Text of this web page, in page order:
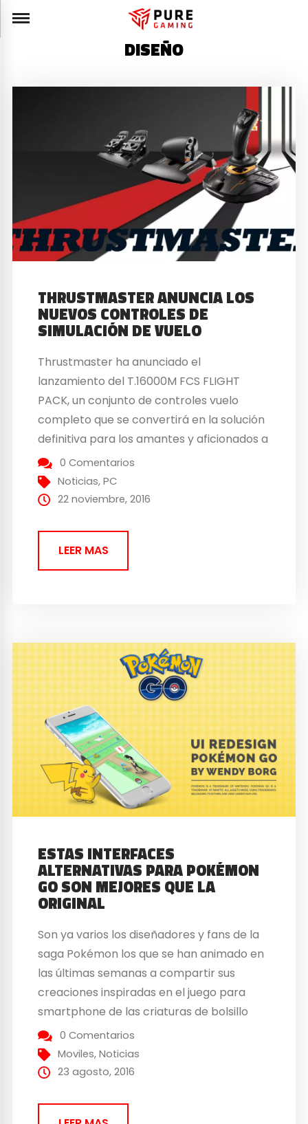
DISEÑO
THRUSTMASTER ANUNCIA LOS
NUEVOS CONTROLES DE
SIMULACIÓN DE VUELO
Thrustmaster ha anunciado el
lanzamiento del T.16000M FCS FLIGHT
PACK, un conjunto de controles vuelo
completo que se convertirá en la solución
definitiva para los amantes y aficionados a
la simulación de vuelo. El pack incluye: El
flight stick T.16000M FCS El mando de
potencia TWCS Sistema de pedales de
0 Comentarios
Noticias,PC
22 noviembre, 2016
LEER MAS
ESTAS INTERFACES
ALTERNATIVAS PARA POKÉMON
GO SON MEJORES QUE LA
ORIGINAL
Son ya varios los diseñadores y fans de la
saga Pokémon los que se han animado en
las últimas semanas a compartir sus
creaciones inspiradas en el juego para
smartphone de las criaturas de bolsillo
desarrollado por Niantic y que
está causando furor entre la población. Ya
se ha mencionado en muchas ocasiones
0 Comentarios
Moviles,Noticias
23 agosto, 2016